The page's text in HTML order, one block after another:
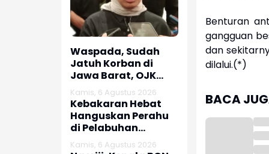
Waspada, Sudah
Jatuh Korban di
Jawa Barat, OJK
dan Polisi Ungkap
Dugaan Penipuan
Modus Titip Limit
Paylater
Kamis, 6 Agustus 2026
Kebakaran Hebat
Hanguskan Perahu
di Pelabuhan
Karangsong
Kamis, 6 Agustus 2026
Benturan
gangguan
dan
dilalui.(*)
BACA